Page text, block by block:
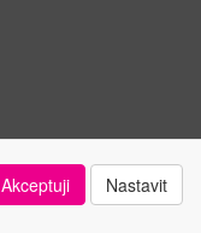
Akceptuji Nastavit